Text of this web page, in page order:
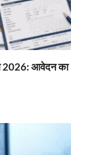
2026: आवेदन का